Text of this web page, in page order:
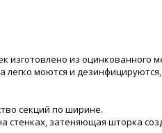
изготовлено из
легко моются и
секций по ширине.
стенках, затеняющая шторка